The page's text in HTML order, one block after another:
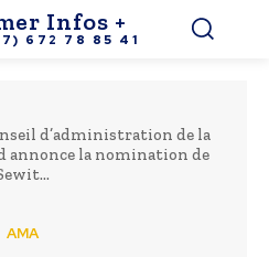
Infos +
672 78 85 41
d’administration de la
annonce la nomination de
AMA